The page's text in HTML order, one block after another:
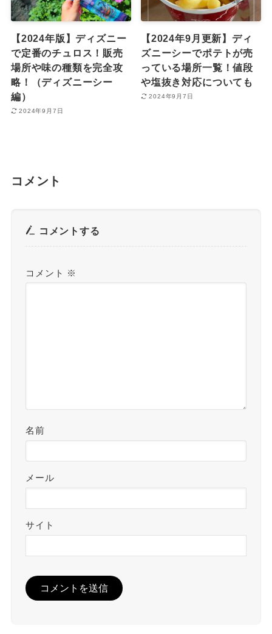
【2024年版】ディズニー
で定番のチュロス！販売
場所や味の種類を完全攻
略！（ディズニーシー
編）
2024年9月7日
【2024年9月更新】ディ
ズニーシーでポテトが売
っている場所一覧！値段
や塩抜き対応についても
2024年9月7日
コメント
コメントする
コメント ※
名前
メール
サイト